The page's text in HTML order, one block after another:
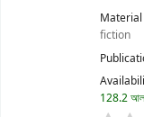
fiction
128.2